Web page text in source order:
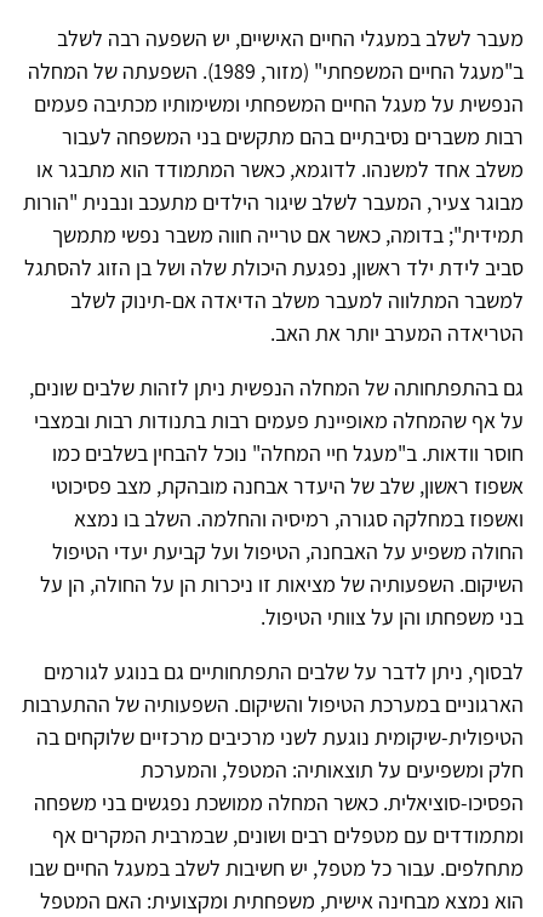
מעבר לשלב במעגלי החיים האישיים, יש השפעה רבה לשלב
ב"מעגל החיים המשפחתי" (מזור, 1989). השפעתה של המחלה
הנפשית על מעגל החיים המשפחתי ומשימותיו מכתיבה פעמים
רבות משברים נסיבתיים בהם מתקשים בני המשפחה לעבור
משלב אחד למשנהו. לדוגמא, כאשר המתמודד הוא מתבגר או
מבוגר צעיר, המעבר לשלב שיגור הילדים מתעכב ונבנית "הורות
תמידית"; בדומה, כאשר אם טרייה חווה משבר נפשי מתמשך
סביב לידת ילד ראשון, נפגעת היכולת שלה ושל בן הזוג להסתגל
למשבר המתלווה למעבר משלב הדיאדה אם-תינוק לשלב
הטריאדה המערב יותר את האב.
גם בהתפתחותה של המחלה הנפשית ניתן לזהות שלבים שונים,
על אף שהמחלה מאופיינת פעמים רבות בתנודות רבות ובמצבי
חוסר וודאות. ב"מעגל חיי המחלה" נוכל להבחין בשלבים כמו
אשפוז ראשון, שלב של היעדר אבחנה מובהקת, מצב פסיכוטי
ואשפוז במחלקה סגורה, רמיסיה והחלמה. השלב בו נמצא
החולה משפיע על האבחנה, הטיפול ועל קביעת יעדי הטיפול
השיקום. השפעותיה של מציאות זו ניכרות הן על החולה, הן על
בני משפחתו והן על צוותי הטיפול.
לבסוף, ניתן לדבר על שלבים התפתחותיים גם בנוגע לגורמים
הארגוניים במערכת הטיפול והשיקום. השפעותיה של ההתערבות
הטיפולית-שיקומית נוגעת לשני מרכיבים מרכזיים שלוקחים בה
חלק ומשפיעים על תוצאותיה: המטפל, והמערכת
הפסיכו-סוציאלית. כאשר המחלה ממושכת נפגשים בני משפחה
ומתמודדים עם מטפלים רבים ושונים, שבמרבית המקרים אף
מתחלפים. עבור כל מטפל, יש חשיבות לשלב במעגל החיים שבו
הוא נמצא מבחינה אישית, משפחתית ומקצועית: האם המטפל